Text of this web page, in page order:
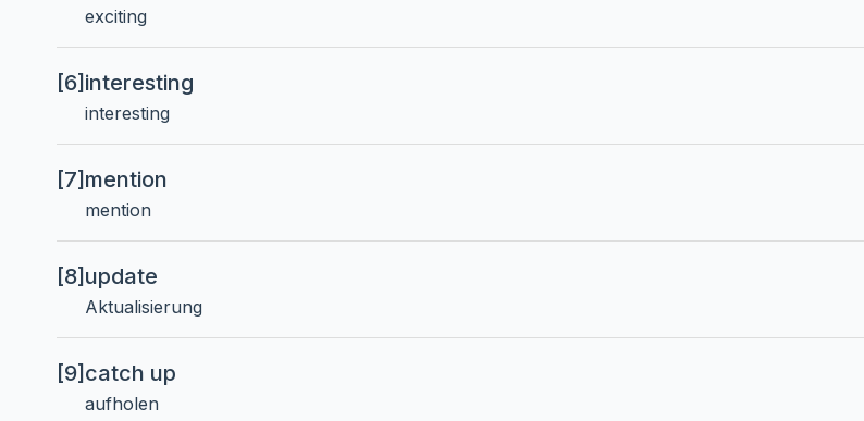
exciting
[6] interesting
interesting
[7] mention
mention
[8] update
Aktualisierung
[9] catch up
aufholen